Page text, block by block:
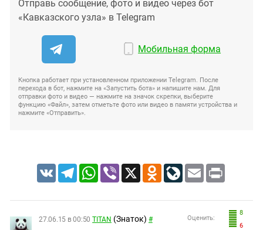
Отправь сообщение, фото и видео через бот
«Кавказского узла» в Telegram
Мобильная форма
Кнопка работает при установленном приложении Telegram. После
перехода в бот, нажмите на «Запустить бота» и напишите нам. Для
отправки фото и видео — нажмите на значок скрепки, выберите
функцию «Файл», затем отметьте фото или видео в памяти устройства и
нажмите «Отправить».
VK TelegramWhatsApp
Viber X Odnoklassniki
LiveJournal
Email Print
8
6
Оценить:
27.06.15 в 00:50 TITAN (Знаток) #